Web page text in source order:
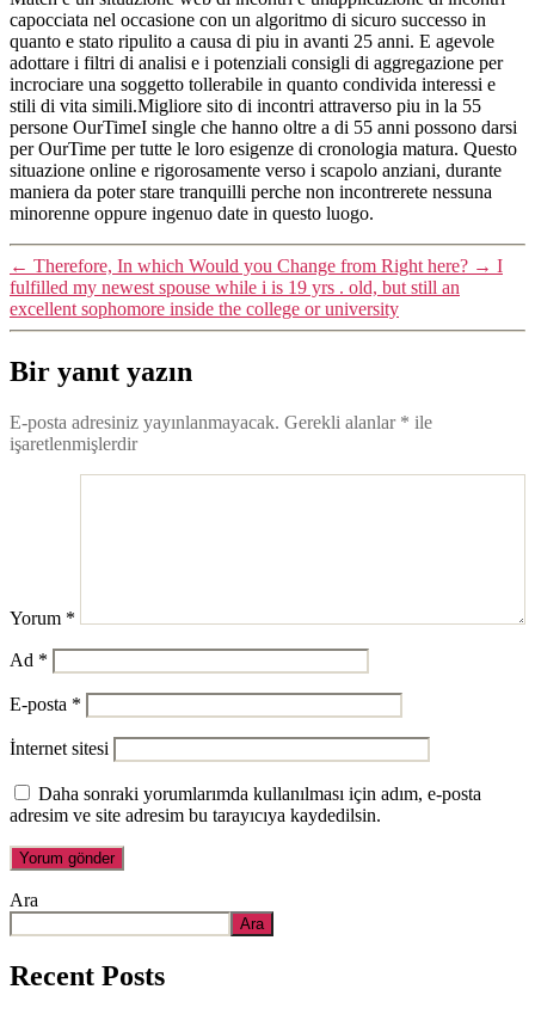
capocciata nel occasione con un algoritmo di sicuro successo in
quanto e stato ripulito a causa di piu in avanti 25 anni. E agevole
adottare i filtri di analisi e i potenziali consigli di aggregazione per
incrociare una soggetto tollerabile in quanto condivida interessi e
stili di vita simili.Migliore sito di incontri attraverso piu in la 55
persone OurTimeI single che hanno oltre a di 55 anni possono darsi
per OurTime per tutte le loro esigenze di cronologia matura. Questo
situazione online e rigorosamente verso i scapolo anziani, durante
maniera da poter stare tranquilli perche non incontrerete nessuna
minorenne oppure ingenuo date in questo luogo.
← Therefore, In which Would you Change from Right here? → I
fulfilled my newest spouse while i is 19 yrs . old, but still an
excellent sophomore inside the college or university
Bir yanıt yazın
E-posta adresiniz yayınlanmayacak. Gerekli alanlar * ile
işaretlenmişlerdir
Yorum *
Ad *
E-posta *
İnternet sitesi
Daha sonraki yorumlarımda kullanılması için adım, e-posta
adresim ve site adresim bu tarayıcıya kaydedilsin.
Ara
Ara
Recent Posts